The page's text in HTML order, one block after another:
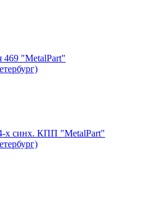
469 "MetalPart"
х синх. КПП "MetalPart"